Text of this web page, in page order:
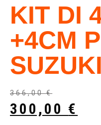
KIT DI
+4CM
366,00€
300,00 €